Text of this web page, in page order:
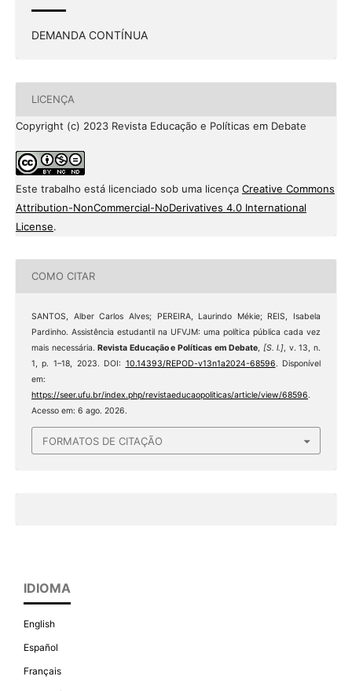
DEMANDA CONTÍNUA
LICENÇA
Copyright (c) 2023 Revista Educação e Políticas em Debate
Este trabalho está licenciado sob uma licença Creative Commons
Attribution-NonCommercial-NoDerivatives 4.0 International
License.
COMO CITAR
SANTOS, Alber Carlos Alves; PEREIRA, Laurindo Mékie; REIS, Isabela
Pardinho. Assistência estudantil na UFVJM: uma política pública cada vez
mais necessária.Revista Educação e Políticas em Debate, [S. l.], v. 13, n.
1, p. 1–18, 2023. DOI: 10.14393/REPOD-v13n1a2024-68596. Disponível
em:
https://seer.ufu.br/index.php/revistaeducaopoliticas/article/view/68596.
Acesso em: 6 ago. 2026.
FORMATOS DE CITAÇÃO
IDIOMA
English
Español
Français